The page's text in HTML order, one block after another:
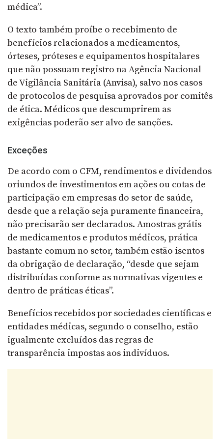
médica”.
O texto também proíbe o recebimento de
benefícios relacionados a medicamentos,
órteses, próteses e equipamentos hospitalares
que não possuam registro na Agência Nacional
de Vigilância Sanitária (Anvisa), salvo nos casos
de protocolos de pesquisa aprovados por comitês
de ética. Médicos que descumprirem as
exigências poderão ser alvo de sanções.
Exceções
De acordo com o CFM, rendimentos e dividendos
oriundos de investimentos em ações ou cotas de
participação em empresas do setor de saúde,
desde que a relação seja puramente financeira,
não precisarão ser declarados. Amostras grátis
de medicamentos e produtos médicos, prática
bastante comum no setor, também estão isentos
da obrigação de declaração, “desde que sejam
distribuídas conforme as normativas vigentes e
dentro de práticas éticas”.
Benefícios recebidos por sociedades científicas e
entidades médicas, segundo o conselho, estão
igualmente excluídos das regras de
transparência impostas aos indivíduos.